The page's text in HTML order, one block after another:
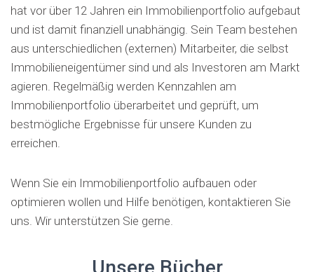
hat vor über 12 Jahren ein Immobilienportfolio aufgebaut
und ist damit finanziell unabhängig. Sein Team bestehen
aus unterschiedlichen (externen) Mitarbeiter, die selbst
Immobilieneigentümer sind und als Investoren am Markt
agieren. Regelmäßig werden Kennzahlen am
Immobilienportfolio überarbeitet und geprüft, um
bestmögliche Ergebnisse für unsere Kunden zu
erreichen.
Wenn Sie ein Immobilienportfolio aufbauen oder
optimieren wollen und Hilfe benötigen, kontaktieren Sie
uns. Wir unterstützen Sie gerne.